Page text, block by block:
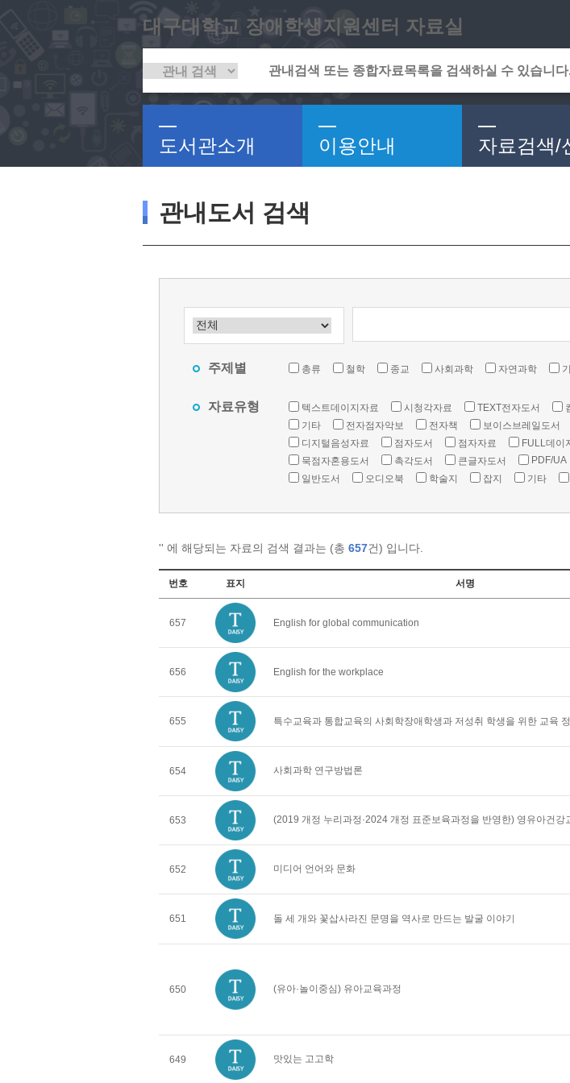
대구대학교 장애학생지원센터 자료실
도서관소개 이용안내 자료검색/
관내도서 검색
주제별 총류 철학 종교 사회과학 자연과학
자료유형 텍스트데이지자료 시청각자료 TEXT전자도서
기타
전자점자악보 전자책 보이스브레일도서
디지털음성자료
점자도서 점자자료 FULL데이
묵점자혼용도서
촉각도서 큰글자도서 PDF/UA
일반도서
오디오북 학술지 잡지 기타
'' 에 해당되는 자료의 검색 결과는 (총 657건) 입니다.
번호 표지 서명
657 English for global communication
656 English for the workplace
655 특수교육과 통합교육의 사회학장애학생과 저성취 학생을 위한 교육
654 사회과학 연구방법론
653 (2019 개정 누리과정·2024 개정 표준보육과정을 반영한) 영유아건강
652 미디어 언어와 문화
651 돌 세 개와 꽃삽사라진 문명을 역사로 만드는 발굴 이야기
650 (유아·놀이중심) 유아교육과정
649 맛있는 고고학